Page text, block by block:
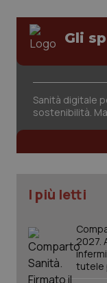
Salute
Sangue &
Tiroide
Tumori del
Tumori
Ulcera &
Gli
Sanità digitale
sostenibilità.
I più letti
2027.
tutele